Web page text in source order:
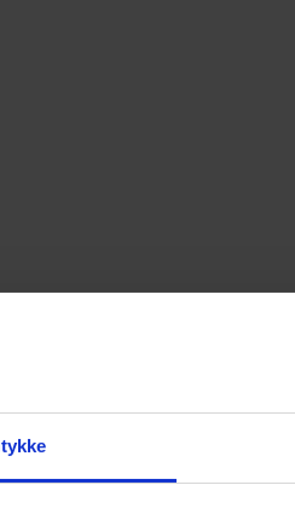
som du kender fra almindelige